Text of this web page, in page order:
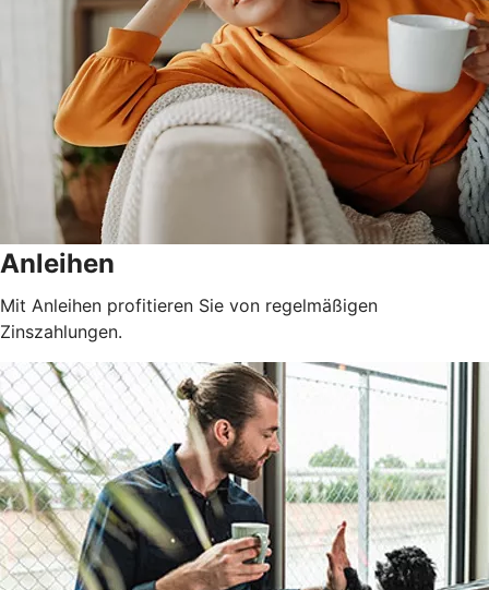
Anleihen
Mit Anleihen profitieren Sie von regelmäßigen
Zinszahlungen.